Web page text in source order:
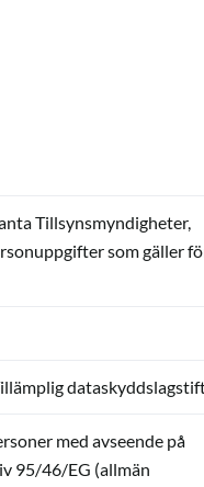
Tillsynsmyndigheter,
som gäller
med avseende på
95/46/EG (allmän